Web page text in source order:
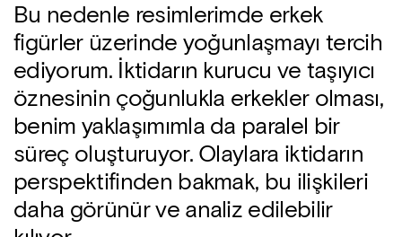
Bu nedenle resimlerimde erkek
figürler üzerinde yoğunlaşmayı tercih
ediyorum. İktidarın kurucu ve taşıyıcı
öznesinin çoğunlukla erkekler olması,
benim yaklaşımımla da paralel bir
süreç oluşturuyor. Olaylara iktidarın
perspektifinden bakmak, bu ilişkileri
daha görünür ve analiz edilebilir